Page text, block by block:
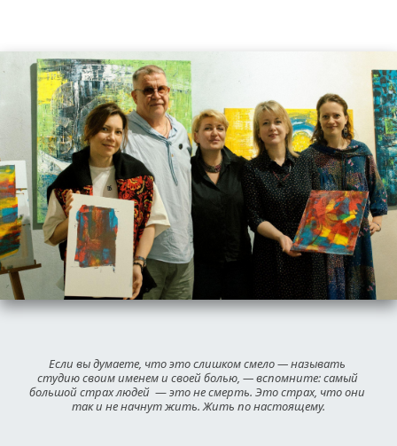
Если вы думаете, что это слишком смело — называть
студию своим именем и своей болью, — вспомните: самый
большой страх людей — это не смерть. Это страх, что они
так и не начнут жить. Жить по настоящему.